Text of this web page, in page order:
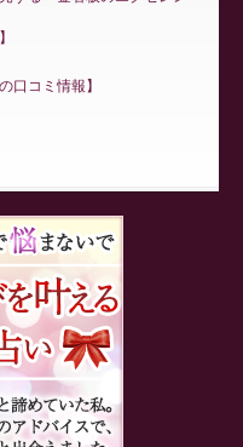
口コミ情報